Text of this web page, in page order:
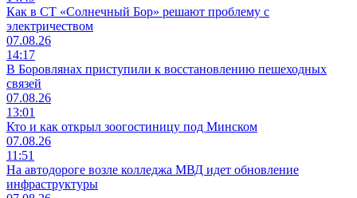
Как в СТ «Солнечный Бор» решают проблему с
электричеством
07.08.26
14:17
В Боровлянах приступили к восстановлению пешеходных
связей
07.08.26
13:01
Кто и как открыл зоогостиницу под Минском
07.08.26
11:51
На автодороге возле колледжа МВД идет обновление
инфраструктуры